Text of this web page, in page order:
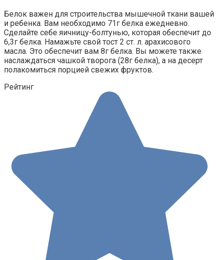
Белок важен для строительства мышечной ткани вашей
и ребенка. Вам необходимо 71г белка ежедневно.
Сделайте себе яичницу-болтунью, которая обеспечит до
6,3г белка. Намажьте свой тост 2 ст. л. арахисового
масла. Это обеспечит вам 8г белка. Вы можете также
наслаждаться чашкой творога (28г белка), а на десерт
полакомиться порцией свежих фруктов.
Рейтинг